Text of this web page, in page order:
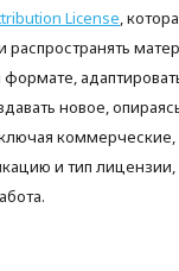
License,
распространять
новое,
коммерческие,
и тип лицензии,